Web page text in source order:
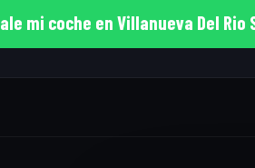
mi coche en Villanueva Del Rio